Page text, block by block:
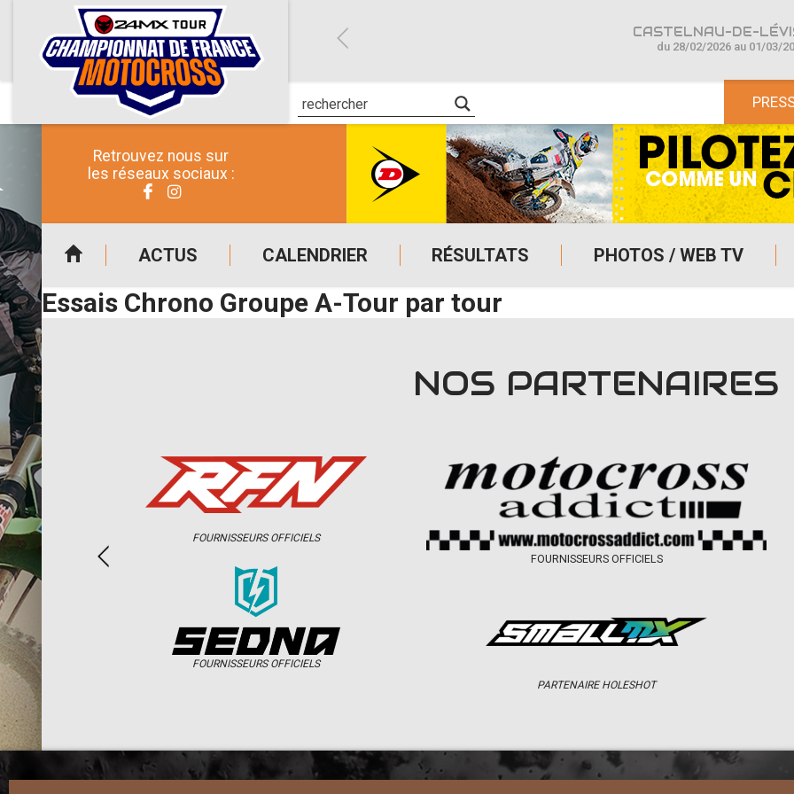
Retrouvez nous sur
les réseaux sociaux :
ACTUS CALENDRIER RÉSULTATS PHOTOS / WEB TV
CASTELNAU-DE-
du 28/02/2026 au 01/03/
Essais Chrono Groupe A-Tour par tour
NOS PARTENAIRES
FOURNISSEURS OFFICIELS
FOURNISSEURS OFFICIELS
FOURNISSEURS OFFICIELS
PARTENAIRE HOLESHOT